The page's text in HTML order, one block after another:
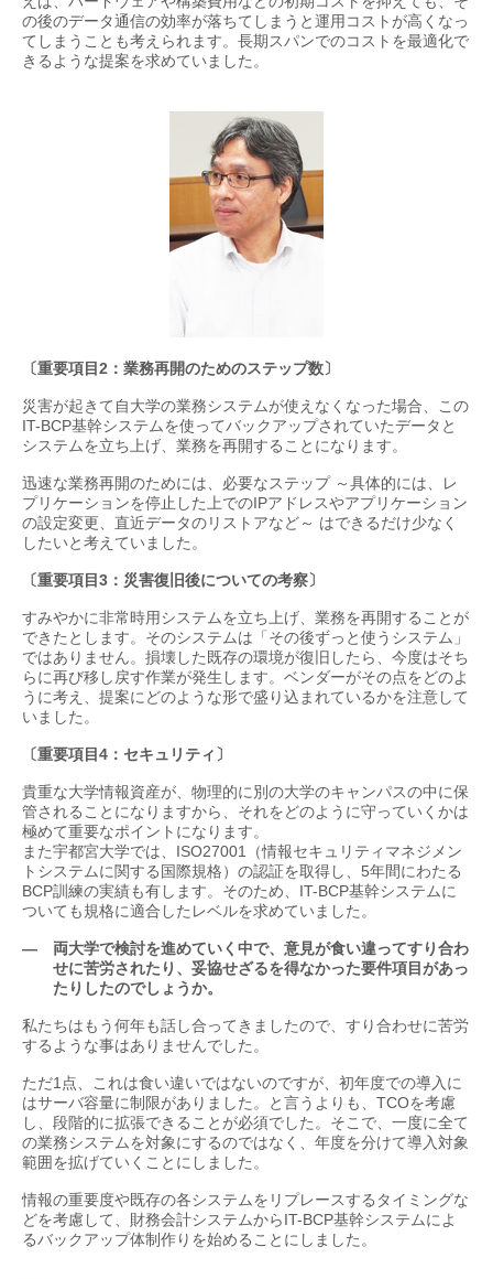
の後のデータ通信の効率が落ちてしまうと運用コストが高くなっ
てしまうことも考えられます。長期スパンでのコストを最適化で
きるような提案を求めていました。
〔重要項目2：業務再開のためのステップ数〕
災害が起きて自大学の業務システムが使えなくなった場合、この
IT-BCP基幹システムを使ってバックアップされていたデータと
システムを立ち上げ、業務を再開することになります。
迅速な業務再開のためには、必要なステップ ～具体的には、レ
プリケーションを停止した上でのIPアドレスやアプリケーション
の設定変更、直近データのリストアなど～ はできるだけ少なく
したいと考えていました。
〔重要項目3：災害復旧後についての考察〕
すみやかに非常時用システムを立ち上げ、業務を再開することが
できたとします。そのシステムは「その後ずっと使うシステム」
ではありません。損壊した既存の環境が復旧したら、今度はそち
らに再び移し戻す作業が発生します。ベンダーがその点をどのよ
うに考え、提案にどのような形で盛り込まれているかを注意して
いました。
〔重要項目4：セキュリティ〕
貴重な大学情報資産が、物理的に別の大学のキャンパスの中に保
管されることになりますから、それをどのように守っていくかは
極めて重要なポイントになります。
また宇都宮大学では、ISO27001（情報セキュリティマネジメン
トシステムに関する国際規格）の認証を取得し、5年間にわたる
BCP訓練の実績も有します。そのため、IT-BCP基幹システムに
ついても規格に適合したレベルを求めていました。
— 両大学で検討を進めていく中で、意見が食い違ってすり合わ
せに苦労されたり、妥協せざるを得なかった要件項目があっ
たりしたのでしょうか。
私たちはもう何年も話し合ってきましたので、すり合わせに苦労
するような事はありませんでした。
ただ1点、これは食い違いではないのですが、初年度での導入に
はサーバ容量に制限がありました。と言うよりも、TCOを考慮
し、段階的に拡張できることが必須でした。そこで、一度に全て
の業務システムを対象にするのではなく、年度を分けて導入対象
範囲を拡げていくことにしました。
情報の重要度や既存の各システムをリプレースするタイミングな
どを考慮して、財務会計システムからIT-BCP基幹システムによ
るバックアップ体制作りを始めることにしました。